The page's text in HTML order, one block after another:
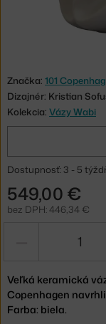
Značka: 101
Dizajnér: Kristian
Kolekcia: Vázy Wabi
Dostupnosť: 3 - 5
549,00 €
bez DPH: 446,34 €
Veľká keramická
Copenhagen
Farba: biela.